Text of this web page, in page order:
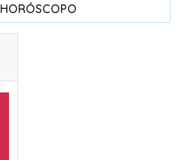
HORÓSCOPO